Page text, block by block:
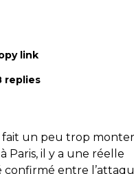
link
replies
fait un peu trop
Paris, il y a une réelle
confirmé entre